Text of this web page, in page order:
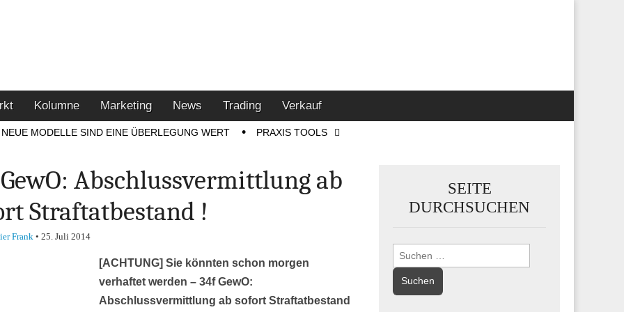
Kolumne Marketing News Trading Verkauf
NEUE MODELLE SIND EINE ÜBERLEGUNG WERT PRAXIS TOOLS
Abschlussvermittlung ab
Straftatbestand !
Frank• 25. Juli 2014
[ACHTUNG] Sie könnten schon morgen
verhaftet werden – 34f GewO:
Abschlussvermittlung ab sofort Straftatbestand
SEITE
DURCHSUCHEN
Suchen
nach: